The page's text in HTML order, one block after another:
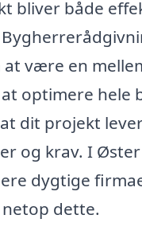
bliver både
at være en
optimere hele
dit projekt
og krav. I
dygtige
dette.